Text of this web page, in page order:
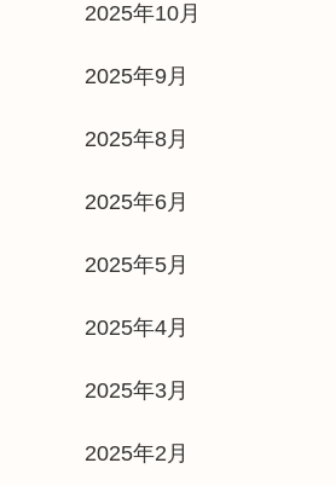
2025年10月
2025年9月
2025年8月
2025年6月
2025年5月
2025年4月
2025年3月
2025年2月